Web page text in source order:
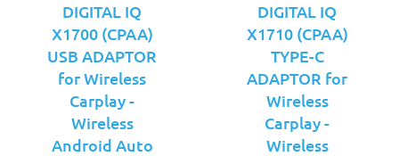
DIGITAL IQ
X1700 (CPAA)
USB ADAPTOR
for Wireless
Carplay -
Wireless
Android Auto
DIGITAL IQ
X1710 (CPAA)
TYPE-C
ADAPTOR for
Wireless
Carplay -
Wireless